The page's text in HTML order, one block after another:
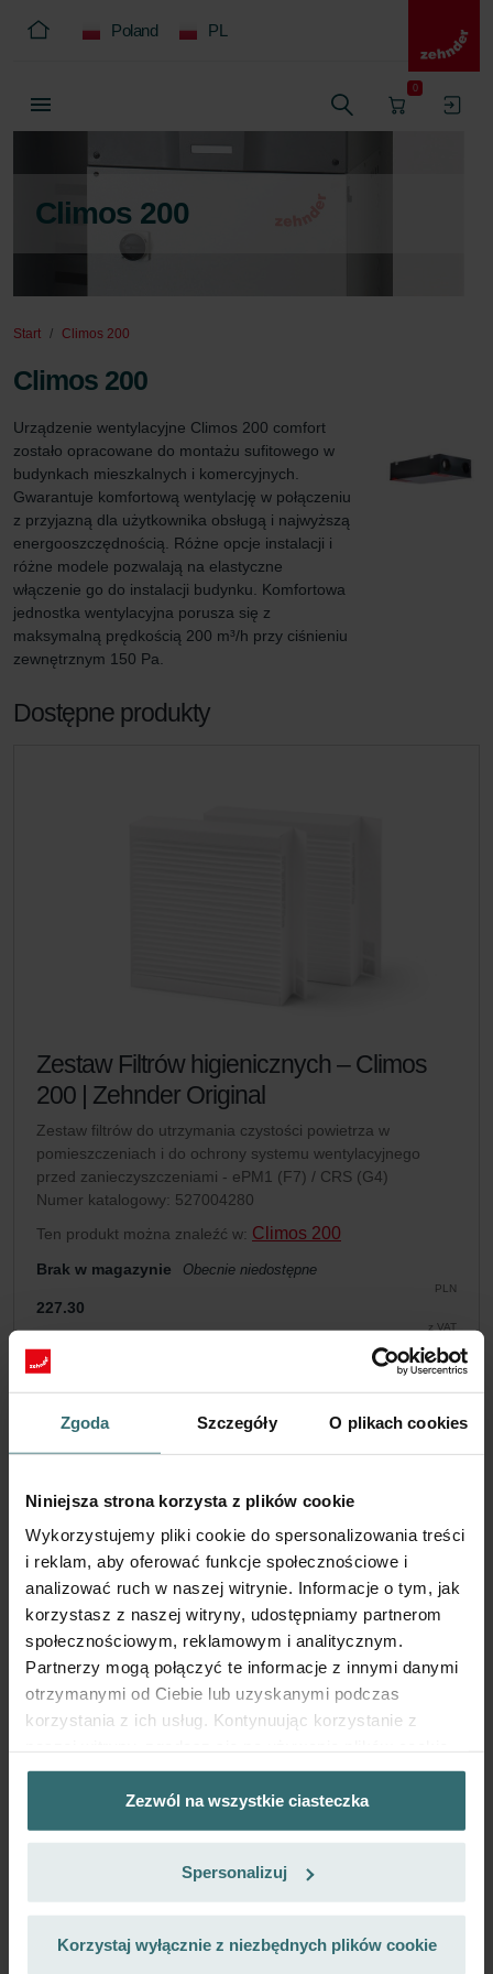
Zgoda Szczegóły O plikach cookies
Niniejsza strona korzysta z plików cookie
Wykorzystujemy pliki cookie do spersonalizowania treści
i reklam, aby oferować funkcje społecznościowe i
analizować ruch w naszej witrynie. Informacje o tym, jak
korzystasz z naszej witryny, udostępniamy partnerom
społecznościowym, reklamowym i analitycznym.
Partnerzy mogą połączyć te informacje z innymi danymi
otrzymanymi od Ciebie lub uzyskanymi podczas
korzystania z ich usług. Kontynuując korzystanie z
Datenschutzerklärung der Zehnder Group
Zehnder Group België nv/sa: Déclarations de confidentialité
Zehnder Group Czech Republic s.r.o.: Zásady ochrany
Zehnder Group France: Protection des données
Zezwól na wszystkie ciasteczka
Spersonalizuj
Korzystaj wyłącznie z niezbędnych plików cookie
Poland PL
0
Climos 200
Start Climos 200
Climos 200
Urządzenie wentylacyjne Climos 200 comfort
zostało opracowane do montażu sufitowego w
budynkach mieszkalnych i komercyjnych.
Gwarantuje komfortową wentylację w połączeniu
z przyjazną dla użytkownika obsługą i najwyższą
energooszczędnością. Różne opcje instalacji i
różne modele pozwalają na elastyczne
włączenie go do instalacji budynku. Komfortowa
jednostka wentylacyjna porusza się z
maksymalną prędkością 200 m³/h przy ciśnieniu
zewnętrznym 150 Pa.
Dostępne produkty
Zestaw Filtrów higienicznych – Climos
200 | Zehnder Original
Zestaw filtrów do utrzymania czystości powietrza w
pomieszczeniach i do ochrony systemu wentylacyjnego
przed zanieczyszczeniami - ePM1 (F7) / CRS (G4)
Numer katalogowy: 527004280
Ten produkt można znaleźć w: Climos 200
Brak w magazynie Obecnie niedostępne
PLN
227.30
z VAT
Dodaj do koszyka
Subskrybuj oraz ponawiaj zamówienia automatycznie i
cyklicznie! (Oferta wyłącznie dla klientów indywidualnych)
PLN
193.21 227.30
z VAT
bez kosztów wysyłki
Subskrybuj